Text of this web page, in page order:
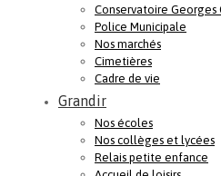
Conservatoire
Police Municipale
Nos marchés
Cimetières
Cadre de vie
Grandir
Nos écoles
Nos collèges et lycées
Relais petite enfance